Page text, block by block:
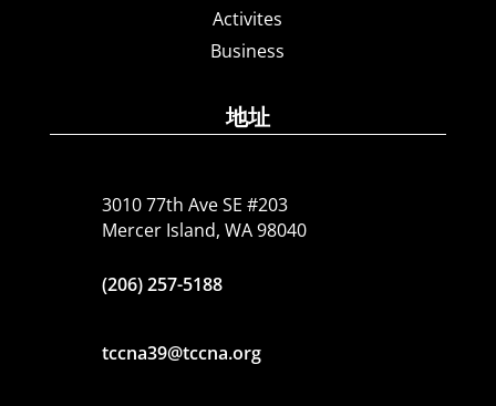
Activites
Business
地址
3010 77th Ave SE #203
Mercer Island, WA 98040
(206) 257-5188
tccna39@tccna.org